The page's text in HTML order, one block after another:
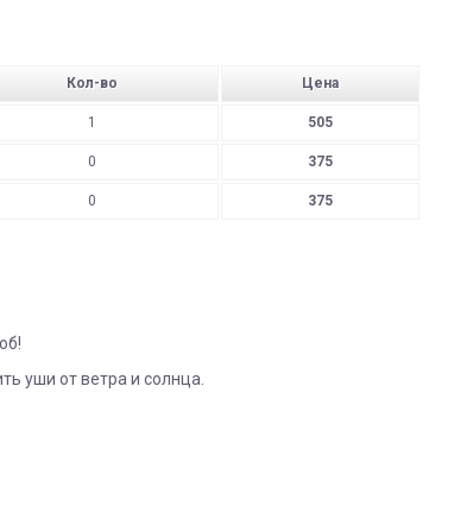
Кол-во Цена
1 505
0 375
0 375
уши от ветра и солнца.